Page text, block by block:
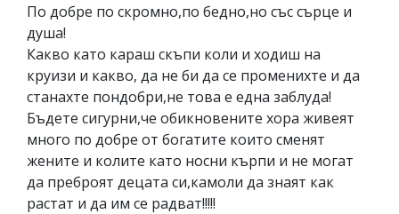
По добре по скромно,по бедно,но със сърце и
душа!
Какво като караш скъпи коли и ходиш на
круизи и какво, да не би да се променихте и да
станахте пондобри,не това е една заблуда!
Бъдете сигурни,че обикновените хора живеят
много по добре от богатите които сменят
жените и колите като носни кърпи и не могат
да преброят децата си,камоли да знаят как
растат и да им се радват!!!!!